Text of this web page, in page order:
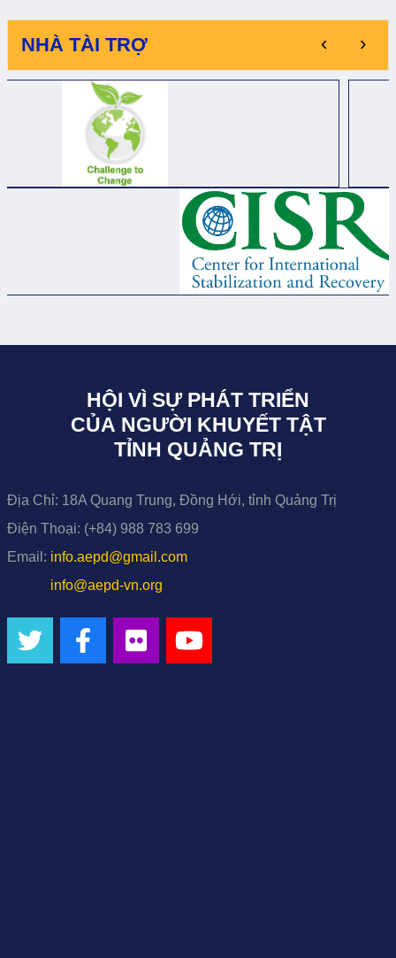
NHÀ TÀI TRỢ ‹ ›
HỘI VÌ SỰ PHÁT TRIỂN
CỦA NGƯỜI KHUYẾT TẬT
TỈNH QUẢNG TRỊ
Địa Chỉ: 18A Quang Trung, Đồng Hới, tỉnh Quảng Trị
Điện Thoại: (+84) 988 783 699
Email: info.aepd@gmail.com
info@aepd-vn.org